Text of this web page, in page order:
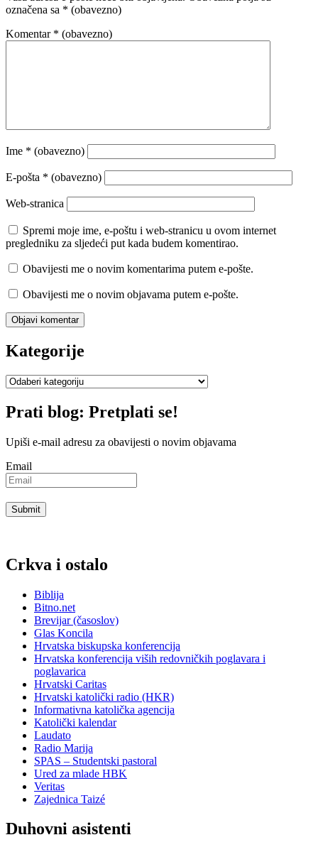
označena sa * (obavezno)
Komentar * (obavezno)
Ime * (obavezno)
E-pošta * (obavezno)
Web-stranica
Spremi moje ime, e-poštu i web-stranicu u ovom internet
pregledniku za sljedeći put kada budem komentirao.
Obavijesti me o novim komentarima putem e-pošte.
Obavijesti me o novim objavama putem e-pošte.
Kategorije
Kategorije
Prati blog: Pretplati se!
Upiši e-mail adresu za obavijesti o novim objavama
Email
Crkva i ostalo
Biblija
Bitno.net
Brevijar (časoslov)
Glas Koncila
Hrvatska biskupska konferencija
Hrvatska konferencija viših redovničkih poglavara i
poglavarica
Hrvatski Caritas
Hrvatski katolički radio (HKR)
Informativna katolička agencija
Katolički kalendar
Laudato
Radio Marija
SPAS – Studentski pastoral
Ured za mlade HBK
Veritas
Zajednica Taizé
Duhovni asistenti